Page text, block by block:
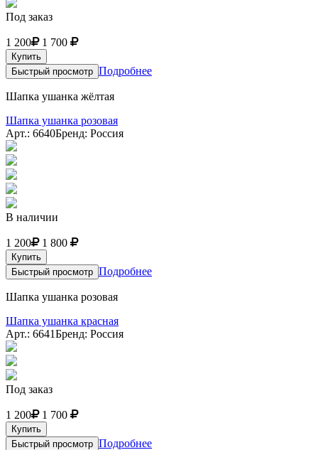
Под заказ
1 200 1 700
Купить
Быстрый просмотр Подробнее
Шапка ушанка жёлтая
Шапка ушанка розовая
Арт.: 6640Бренд: Россия
В наличии
1 200 1 800
Купить
Быстрый просмотр Подробнее
Шапка ушанка розовая
Шапка ушанка красная
Арт.: 6641Бренд: Россия
Под заказ
1 200 1 700
Купить
Быстрый просмотр Подробнее